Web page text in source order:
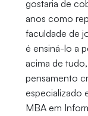
gostaria de
anos como
faculdade de
é ensiná-lo a
acima de
pensamento
especializado
MBA em